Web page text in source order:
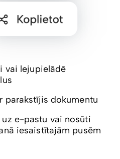
vai lejupielādē
parakstījis dokumentu
e-pastu vai nosūti
iesaistītajām pusēm